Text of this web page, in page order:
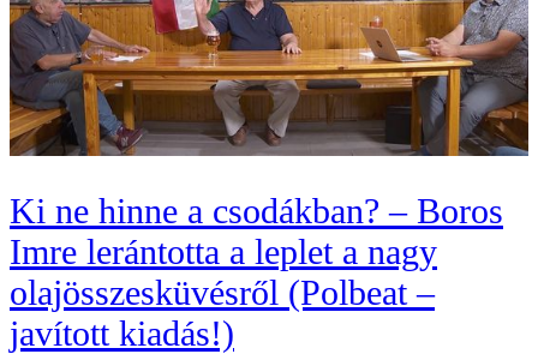
Ki ne hinne a csodákban? – Boros
Imre lerántotta a leplet a nagy
olajösszesküvésről (Polbeat –
javított kiadás!)